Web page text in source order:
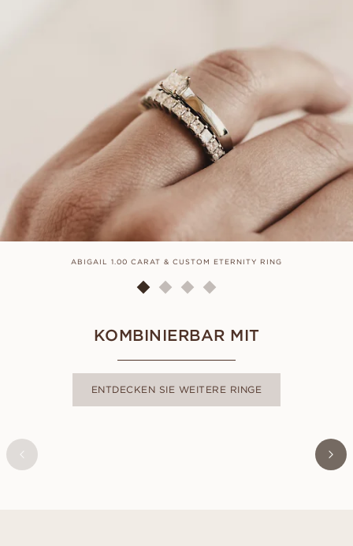
ABIGAIL 1.00 CARAT & CUSTOM ETERNITY RING
KOMBINIERBAR MIT
ENTDECKEN SIE WEITERE RINGE